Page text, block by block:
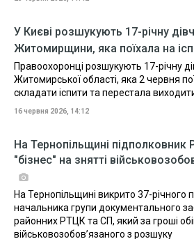
У Києві розшукують 17-річну
Житомирщини, яка поїхала на
Правоохоронці розшукують 17-річну
Житомирської області, яка 2 червня
складати іспити та перестала
16 червня 2026, 14:12
На Тернопільщині підполковник
"бізнес" на знятті
На Тернопільщині викрито 37-річного
начальника групи документального
районних РТЦК та СП, який за гроші
військовозобов’язаного з розшуку